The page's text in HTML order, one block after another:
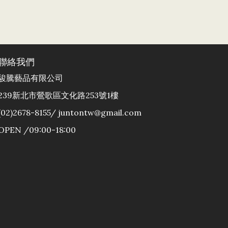
絡我們
騰藝品有限公司
新北市鶯歌區文化路253號1樓
8155/ juntontw@gmail.com
/09:00-18:00